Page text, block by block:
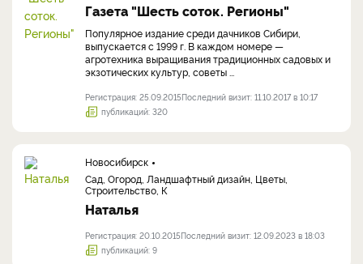
Газета "Шесть соток. Регионы"
Популярное издание среди дачников Сибири,
выпускается с 1999 г. В каждом номере —
агротехника выращивания традиционных садовых и
экзотических культур, советы ...
Регистрация: 25.09.2015Последний визит: 11.10.2017 в 10:17
публикаций: 320
Новосибирск
Сад, Огород, Ландшафтный дизайн, Цветы,
Строительство, К
Наталья
Регистрация: 20.10.2015Последний визит: 12.09.2023 в 18:03
публикаций: 9